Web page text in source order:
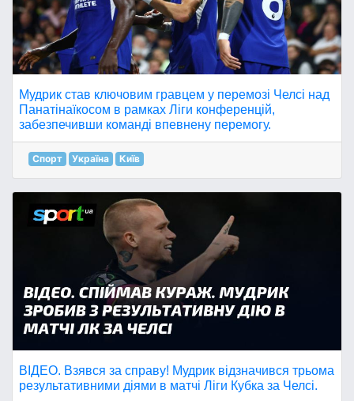
Мудрик став ключовим гравцем у перемозі Челсі над
Панатінаїкосом в рамках Ліги конференцій,
забезпечивши команді впевнену перемогу.
Спорт Україна Київ
ВІДЕО. Взявся за справу! Мудрик відзначився трьома
результативними діями в матчі Ліги Кубка за Челсі.